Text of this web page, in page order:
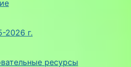
2026 г.
ресурсы